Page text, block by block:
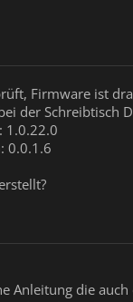
Firmware ist
der Schreibtisch
1.0.22.0
0.0.1.6
Anleitung die